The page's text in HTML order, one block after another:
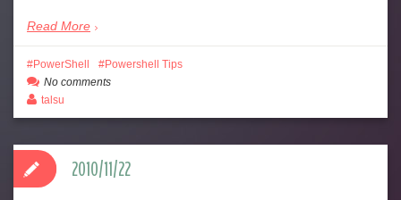
Read More
PowerShell
Powershell Tips
No comments
talsu
2010/11/22